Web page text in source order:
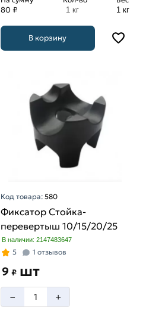
80 ₽
1 кг
1 кг
В корзину
Код товара: 580
Фиксатор Стойка-
перевертыш 10/15/20/25
В наличии: 2147483647
5 1 отзывов
9 ₽ шт
– +